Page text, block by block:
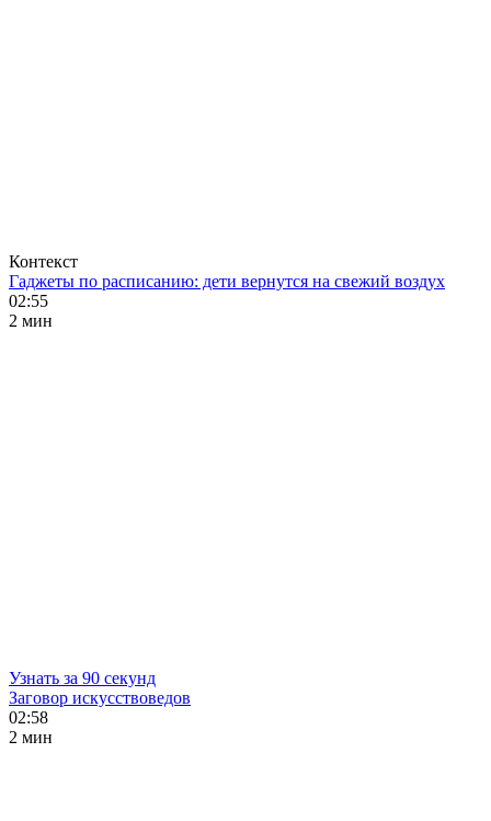
Контекст
Гаджеты по расписанию: дети вернутся на свежий воздух
02:55
2 мин
Узнать за 90 секунд
Заговор искусствоведов
02:58
2 мин